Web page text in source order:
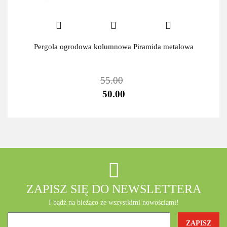
Pergola ogrodowa kolumnowa Piramida metalowa
55.00
50.00
ZAPISZ SIĘ DO NEWSLETTERA
I bądź na bieżąco ze wszystkimi nowościami!